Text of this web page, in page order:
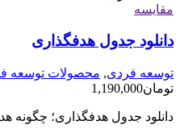
مقایسه
دانلود جدول هدفگذاری
توسعه فردی, محصولات توسعه
تومان1,190,000
دانلود جدول هدفگذاری؛ چگونه